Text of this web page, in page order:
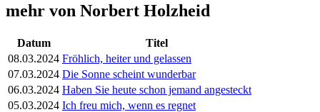
mehr von Norbert Holzheid
Datum
Titel
08.03.2024 Fröhlich, heiter und gelassen
07.03.2024 Die Sonne scheint wunderbar
06.03.2024 Haben Sie heute schon jemand angesteckt
05.03.2024 Ich freu mich, wenn es regnet